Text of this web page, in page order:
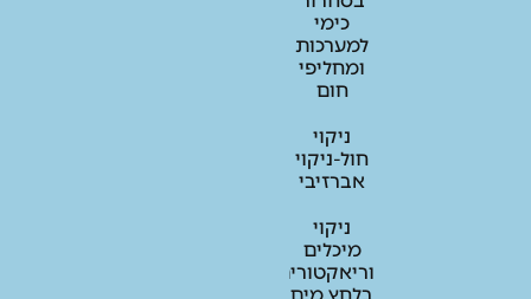
למערכות
ומחליפי
חול-ניקוי
אברזיבי
מיכלים
וריאקטורים